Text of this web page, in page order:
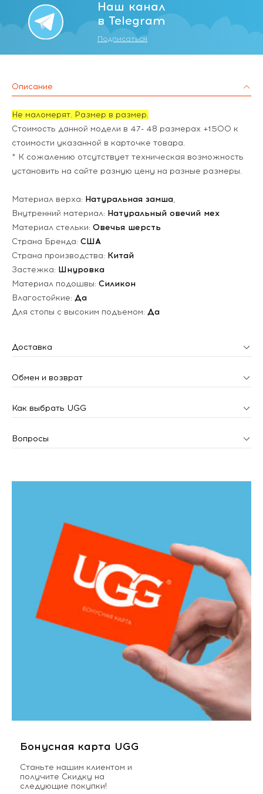
Наш канал
в Telegram
Подписаться
Описание
Не маломерят. Размер в размер.
Стоимость данной модели в 47- 48 размерах +1500 к
стоимости указанной в карточке товара.
* К сожалению отсутствует техническая возможность
установить на сайте разную цену на разные размеры.
Материал верха: Натуральная замша,
Внутренний материал: Натуральный овечий мех
Материал стельки: Овечья шерсть
Страна Бренда: США
Страна производства: Китай
Застежка: Шнуровка
Материал подошвы: Силикон
Влагостойкие: Да
Для стопы с высоким подъемом: Да
Доставка
Обмен и возврат
Как выбрать UGG
Вопросы
Бонусная карта UGG
Станьте нашим клиентом и
получите Скидку на
следующие покупки!